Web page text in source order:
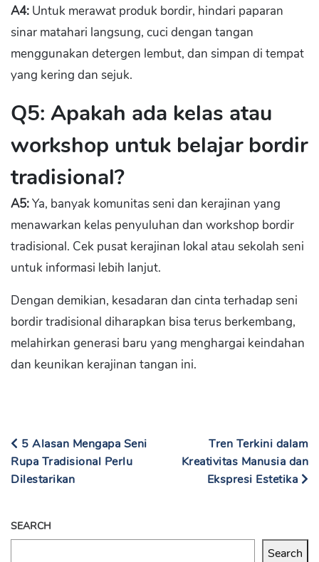
A4: Untuk merawat produk bordir, hindari paparan
sinar matahari langsung, cuci dengan tangan
menggunakan detergen lembut, dan simpan di tempat
yang kering dan sejuk.
Q5: Apakah ada kelas atau
workshop untuk belajar bordir
tradisional?
A5:Ya, banyak komunitas seni dan kerajinan yang
menawarkan kelas penyuluhan dan workshop bordir
tradisional. Cek pusat kerajinan lokal atau sekolah seni
untuk informasi lebih lanjut.
Dengan demikian, kesadaran dan cinta terhadap seni
bordir tradisional diharapkan bisa terus berkembang,
melahirkan generasi baru yang menghargai keindahan
dan keunikan kerajinan tangan ini.
5 Alasan Mengapa Seni
Rupa Tradisional Perlu
Dilestarikan
Tren Terkini dalam
Kreativitas Manusia dan
Ekspresi Estetika
SEARCH
Search